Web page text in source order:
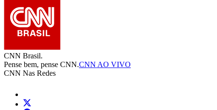
CNN Brasil.
Pense bem, pense CNN.CNN AO VIVO
CNN Nas Redes